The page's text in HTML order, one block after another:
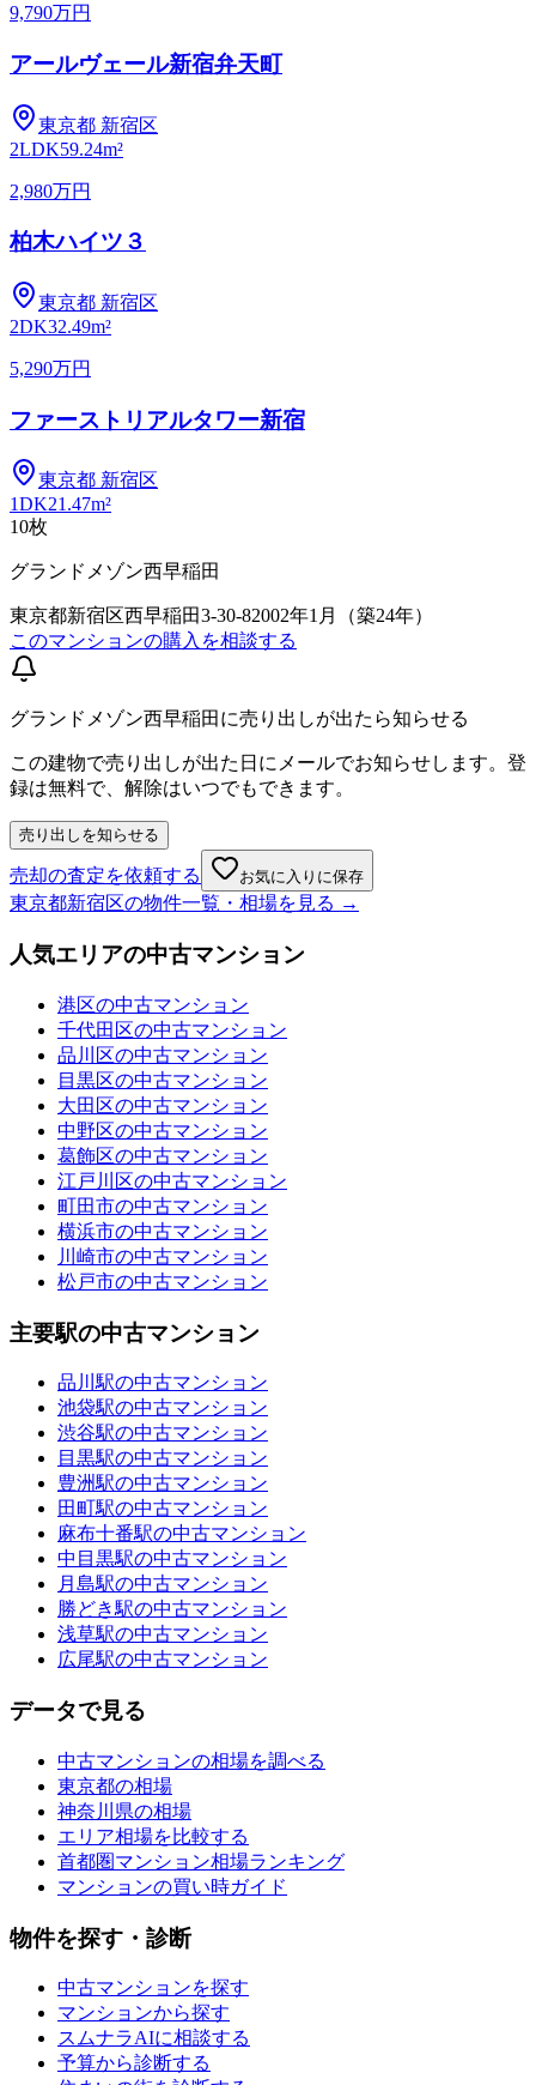
9,790万円
アールヴェール新宿弁天町
東京都 新宿区
2LDK59.24m²
2,980万円
柏木ハイツ３
東京都 新宿区
2DK32.49m²
5,290万円
ファーストリアルタワー新宿
東京都 新宿区
1DK21.47m²
10枚
グランドメゾン西早稲田
東京都新宿区西早稲田3-30-82002年1月（築24年）
このマンションの購入を相談する
グランドメゾン西早稲田に売り出しが出たら知らせる
この建物で売り出しが出た日にメールでお知らせします。登
録は無料で、解除はいつでもできます。
売り出しを知らせる
売却の査定を依頼する お気に入りに保存
東京都新宿区の物件一覧・相場を見る →
人気エリアの中古マンション
港区の中古マンション
千代田区の中古マンション
品川区の中古マンション
目黒区の中古マンション
大田区の中古マンション
中野区の中古マンション
葛飾区の中古マンション
江戸川区の中古マンション
町田市の中古マンション
横浜市の中古マンション
川崎市の中古マンション
松戸市の中古マンション
主要駅の中古マンション
品川駅の中古マンション
池袋駅の中古マンション
渋谷駅の中古マンション
目黒駅の中古マンション
豊洲駅の中古マンション
田町駅の中古マンション
麻布十番駅の中古マンション
中目黒駅の中古マンション
月島駅の中古マンション
勝どき駅の中古マンション
浅草駅の中古マンション
広尾駅の中古マンション
データで見る
中古マンションの相場を調べる
東京都の相場
神奈川県の相場
エリア相場を比較する
首都圏マンション相場ランキング
マンションの買い時ガイド
物件を探す・診断
中古マンションを探す
マンションから探す
スムナラAIに相談する
予算から診断する